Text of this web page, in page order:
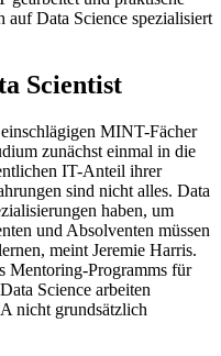
auf Data Science spezialisiert
Scientist
MINT-Fächer
zunächst einmal in die
IT-Anteil ihrer
sind nicht alles. Data
haben, um
und Absolventen müssen
meint Jeremie Harris.
Mentoring-Programms für
Science arbeiten
nicht grundsätzlich